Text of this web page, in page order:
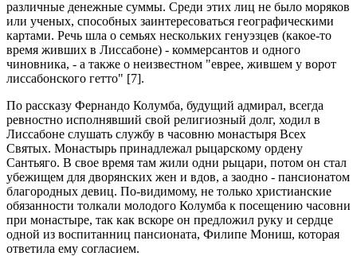
различные денежные суммы. Среди этих лиц не было моряков
или ученых, способных заинтересоваться географическими
картами. Речь шла о семьях нескольких генуэзцев (какое-то
время живших в Лиссабоне) - коммерсантов и одного
чиновника, - а также о неизвестном "еврее, жившем у ворот
лиссабонского гетто" [7].
По рассказу Фернандо Колумба, будущий адмирал, всегда
ревностно исполнявший свой религиозный долг, ходил в
Лиссабоне слушать службу в часовню монастыря Всех
Святых. Монастырь принадлежал рыцарскому ордену
Сантьяго. В свое время там жили одни рыцари, потом он стал
убежищем для дворянских жен и вдов, а заодно - пансионатом
благородных девиц. По-видимому, не только христианские
обязанности толкали молодого Колумба к посещению часовни
при монастыре, так как вскоре он предложил руку и сердце
одной из воспитанниц пансионата, Филипе Мониш, которая
ответила ему согласием.